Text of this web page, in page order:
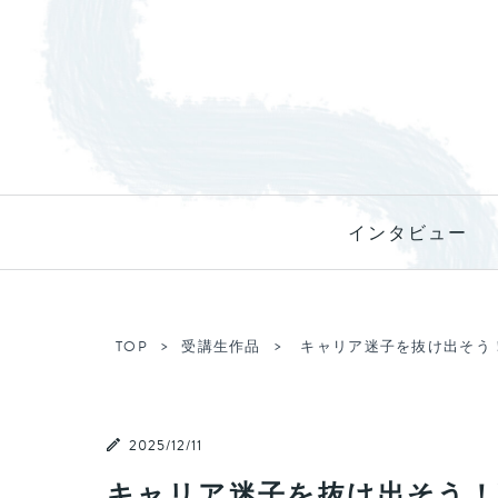
インタビュー
TOP 受講生作品 キャリア迷子を抜け出そ
2025/12/11